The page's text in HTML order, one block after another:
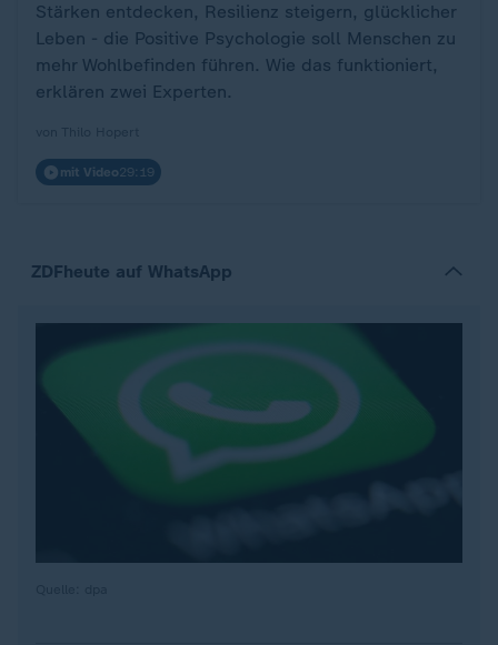
Stärken entdecken, Resilienz steigern, glücklicher
Leben - die Positive Psychologie soll Menschen zu
mehr Wohlbefinden führen. Wie das funktioniert,
erklären zwei Experten.
mit Video29:19
ZDFheute auf WhatsApp